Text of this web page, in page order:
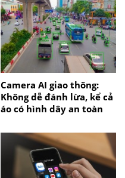
Camera AI giao thông:
Không dễ đánh lừa, kể cả
áo có hình dây an toàn